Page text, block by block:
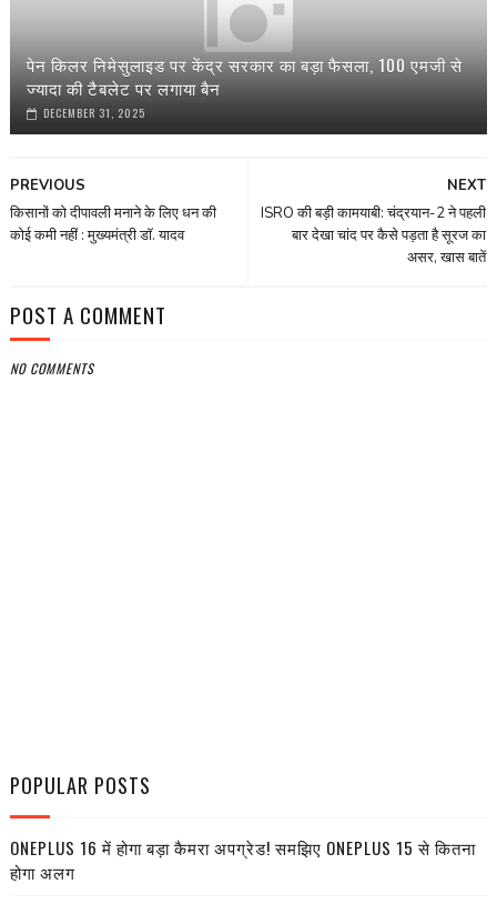
पेन किलर निमेसुलाइड पर केंद्र सरकार का बड़ा फैसला, 100 एमजी से
ज्यादा की टैबलेट पर लगाया बैन
DECEMBER 31, 2025
NEXT
ISRO की बड़ी कामयाबी: चंद्रयान-2 ने पहली
बार देखा चांद पर कैसे पड़ता है सूरज का
असर, खास बातें
PREVIOUS
किसानों को दीपावली मनाने के लिए धन की
कोई कमी नहीं : मुख्यमंत्री डॉ. यादव
POST A COMMENT
NO COMMENTS
POPULAR POSTS
ONEPLUS 16 में होगा बड़ा कैमरा अपग्रेड! समझिए ONEPLUS 15 से कितना
होगा अलग